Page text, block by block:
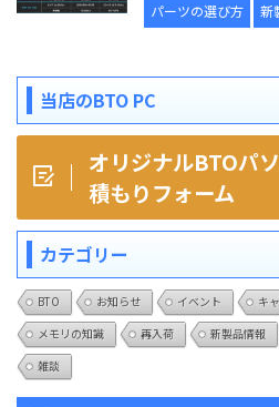
パーツの選び方 新
当店のBTO PC
オリジナルBTOパ
積もりフォーム
カテゴリー
BTO お知らせ イベント キ
メモリの知識
再入荷 新製品情報
雑談